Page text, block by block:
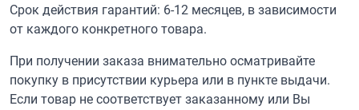
Срок действия гарантий: 6-12 месяцев, в зависимости
от каждого конкретного товара.
При получении заказа внимательно осматривайте
покупку в присутствии курьера или в пункте выдачи.
Если товар не соответствует заказанному или Вы